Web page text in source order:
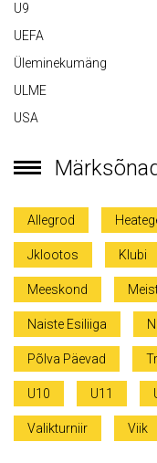
U9
UEFA
Üleminekumäng
ULME
USA
Allegrod
Jklootos Klubi
Meeskond
Naiste Esiliiga
Põlva Päevad
U10 U11
Valikturniir Viik